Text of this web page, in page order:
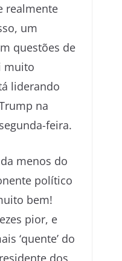
realmente
um
questões de
muito
liderando
na
feira.
menos do
político
bem!
pior, e
‘quente’ do
dos